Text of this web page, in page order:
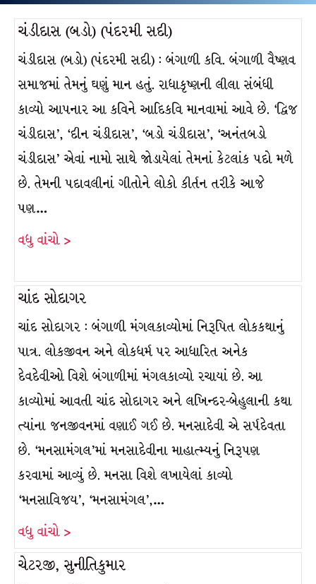
ચંડીદાસ (બડો) (પંદરમી સદી)
ચંડીદાસ (બડો) (પંદરમી સદી) : બંગાળી કવિ. બંગાળી વૈષ્ણવ
સમાજમાં તેમનું ઘણું માન હતું. રાધાકૃષ્ણની લીલા સંબંધી
કાવ્યો આપનાર આ કવિને આદિકવિ માનવામાં આવે છે. ‘દ્વિજ
ચંડીદાસ’, ‘દીન ચંડીદાસ’, ‘બડો ચંડીદાસ’, ‘અનંતબડો
ચંડીદાસ’ એવાં નામો સાથે જોડાયેલાં તેમનાં કેટલાંક પદો મળે
છે. તેમની પદાવલીનાં ગીતોને લોકો કીર્તન તરીકે આજે
પણ…
વધુ વાંચો >
ચાંદ સોદાગર
ચાંદ સોદાગર : બંગાળી મંગલકાવ્યોમાં નિરૂપિત લોકકથાનું
પાત્ર. લોકજીવન અને લોકધર્મ પર આધારિત અનેક
દેવદેવીઓ વિશે બંગાળીમાં મંગલકાવ્યો રચાયાં છે. આ
કાવ્યોમાં આવતી ચાંદ સોદાગર અને લખિન્દર-બેહુલાની કથા
ત્યાંના જનજીવનમાં વણાઈ ગઈ છે. મનસાદેવી એ સર્પદેવતા
છે. ‘મનસામંગલ’માં મનસાદેવીના માહાત્મ્યનું નિરૂપણ
કરવામાં આવ્યું છે. મનસા વિશે લખાયેલાં કાવ્યો
‘મનસાવિજય’, ‘મનસામંગલ’,…
વધુ વાંચો >
ચેટરજી, સુનીતિકુમાર